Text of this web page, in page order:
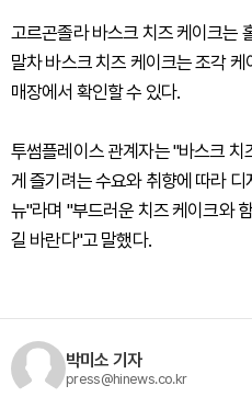
고르곤졸라 바스크 치즈 케이크는
말차 바스크 치즈 케이크는 조각
매장에서 확인할 수 있다.
투썸플레이스 관계자는 "바스크 치
게 즐기려는 수요와 취향에 따라
뉴"라며 "부드러운 치즈 케이크와
길 바란다"고 말했다.
박미소 기자
press@hinews.co.kr